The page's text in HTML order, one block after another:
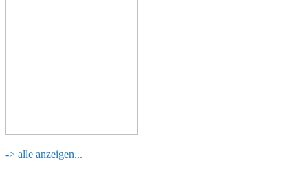
-> alle anzeigen...